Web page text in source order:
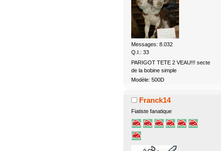
Messages: 8.032
Q.I.: 33
PARIGOT TETE 2 VEAU!!! secte
de la bobine simple
Modèle: 500D
Franck14
Fiatiste fanatique